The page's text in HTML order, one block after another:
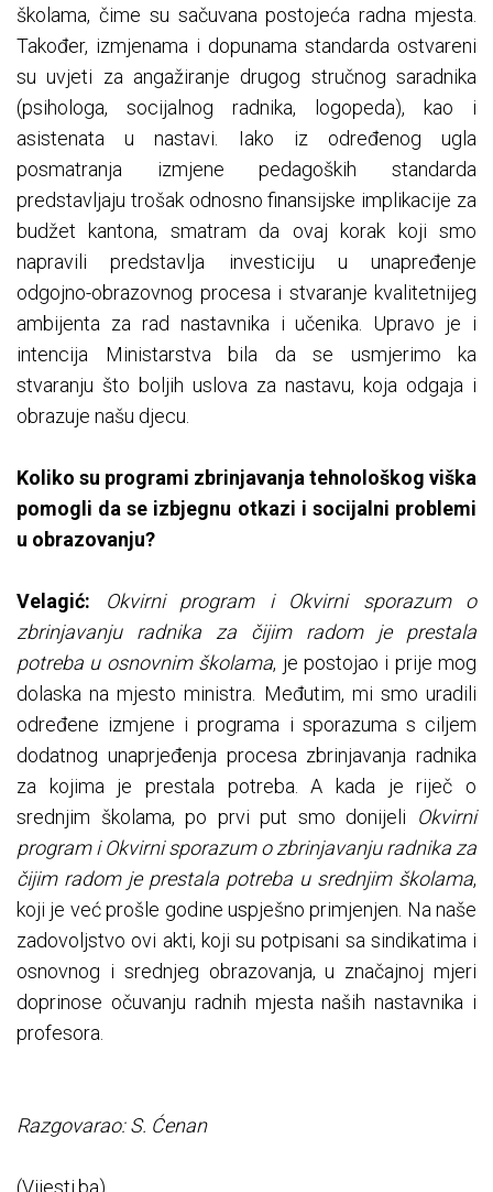
školama, čime su sačuvana postojeća radna mjesta.
Također, izmjenama i dopunama standarda ostvareni
su uvjeti za angažiranje drugog stručnog saradnika
(psihologa, socijalnog radnika, logopeda), kao i
asistenata u nastavi. Iako iz određenog ugla
posmatranja izmjene pedagoških standarda
predstavljaju trošak odnosno finansijske implikacije za
budžet kantona, smatram da ovaj korak koji smo
napravili predstavlja investiciju u unapređenje
odgojno-obrazovnog procesa i stvaranje kvalitetnijeg
ambijenta za rad nastavnika i učenika. Upravo je i
intencija Ministarstva bila da se usmjerimo ka
stvaranju što boljih uslova za nastavu, koja odgaja i
obrazuje našu djecu.
Koliko su programi zbrinjavanja tehnološkog viška
pomogli da se izbjegnu otkazi i socijalni problemi
u obrazovanju?
Velagić:
Okvirni program i Okvirni sporazum o
zbrinjavanju radnika za čijim radom je prestala
potreba u osnovnim školama, je postojao i prije mog
dolaska na mjesto ministra. Međutim, mi smo uradili
određene izmjene i programa i sporazuma s ciljem
dodatnog unaprjeđenja procesa zbrinjavanja radnika
za kojima je prestala potreba. A kada je riječ o
srednjim školama, po prvi put smo donijeli Okvirni
program i Okvirni sporazum o zbrinjavanju radnika za
čijim radom je prestala potreba u srednjim školama,
koji je već prošle godine uspješno primjenjen. Na naše
zadovoljstvo ovi akti, koji su potpisani sa sindikatima i
osnovnog i srednjeg obrazovanja, u značajnoj mjeri
doprinose očuvanju radnih mjesta naših nastavnika i
profesora.
Razgovarao: S. Ćenan
(Vijesti.ba)